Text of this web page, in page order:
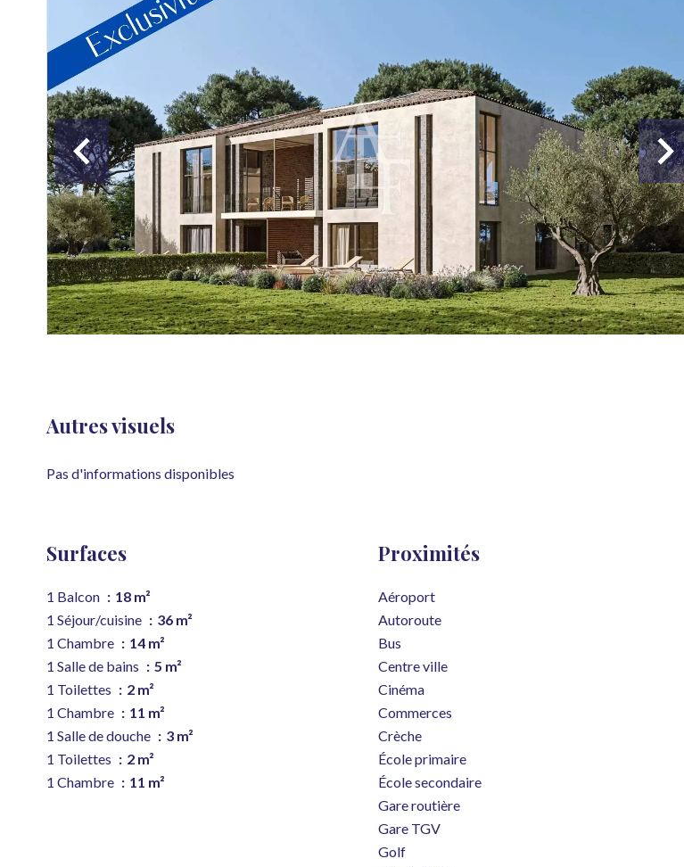
Autres visuels
Pas d'informations disponibles
Surfaces
1 Balcon
18 m²
1 Séjour/cuisine
36 m²
1 Chambre
14 m²
1 Salle de bains
5 m²
1 Toilettes
2 m²
1 Chambre
11 m²
1 Salle de douche
3 m²
1 Toilettes
2 m²
1 Chambre
11 m²
Proximités
Aéroport
Autoroute
Bus
Centre ville
Cinéma
Commerces
Crèche
École primaire
École secondaire
Gare routière
Gare TGV
Golf